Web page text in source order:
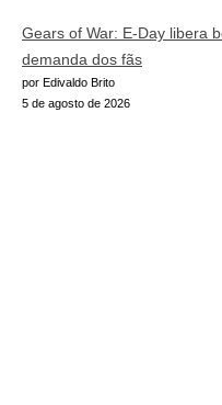
Gears of War: E-Day libera
demanda dos fãs
por Edivaldo Brito
5 de agosto de 2026